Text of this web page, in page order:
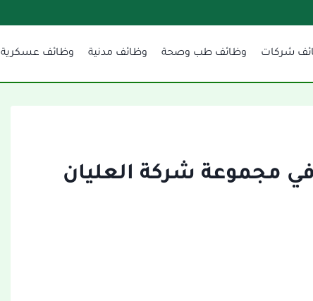
شركات وظائف طب وصحة وظائف مدنية وظائف عسكرية
مجموعة شركة العليان